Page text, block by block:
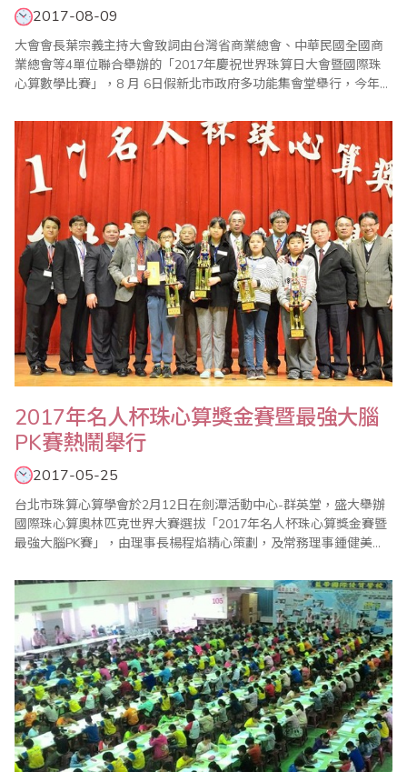
2017-08-09
大會會長葉宗義主持大會致詞由台灣省商業總會、中華民國全國商
業總會等4單位聯合舉辦的「2017年慶祝世界珠算日大會暨國際珠
心算數學比賽」，8 月 6日假新北市政府多功能集會堂舉行，今年大
本、馬來西亞、印尼、香港及中國大陸等海外代表團共達19支，受
到國內相關同業熱烈歡迎。此外，會中也舉辦祖孫樂活珠算趣味競
賽，以及國內獨有的傳票表演賽，都引起各界..
2017年名人杯珠心算獎金賽暨最強大腦
PK賽熱鬧舉行
2017-05-25
台北市珠算心算學會於2月12日在劍潭活動中心-群英堂，盛大舉辦
國際珠心算奧林匹克世界大賽選拔「2017年名人杯珠心算獎金賽暨
最強大腦PK賽」，由理事長楊程焰精心策劃，及常務理事鍾健美和
裁判長陳彥光老師主持下，加上眾多老師的協助與配合，使得比賽
圓滿成功。本屆比賽開創閃算PK表演賽，凡參加珠算比賽的孩童，
人人皆有機會參與角逐，並取各組前二名至台..